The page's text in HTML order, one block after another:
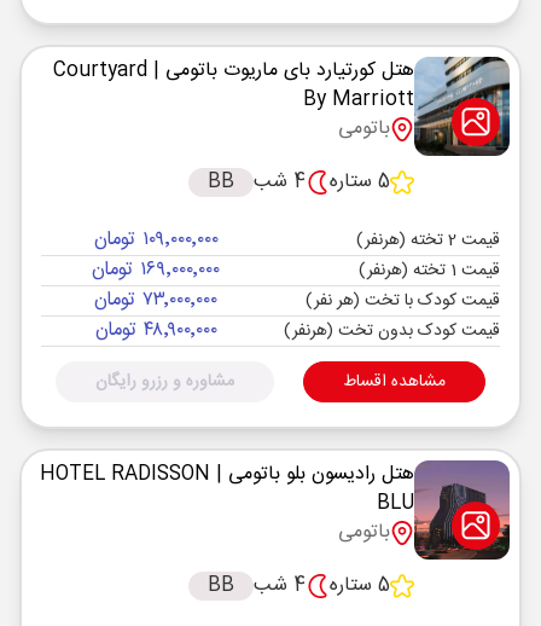
هتل کورتیارد بای ماریوت باتومی
| Courtyard
By Marriott
باتومی
5 ستاره
4 شب BB
قیمت 2 تخته (هرنفر) ۱۰۹٬۰۰۰٬۰۰۰ تومان
قیمت 1 تخته (هرنفر) ۱۶۹٬۰۰۰٬۰۰۰ تومان
قیمت کودک با تخت (هر نفر) ۷۳٬۰۰۰٬۰۰۰ تومان
قیمت کودک بدون تخت (هرنفر) ۴۸٬۹۰۰٬۰۰۰ تومان
مشاهده اقساط مشاوره و رزرو رایگان
هتل رادیسون بلو باتومی
| HOTEL RADISSON
BLU
باتومی
5 ستاره
4 شب BB